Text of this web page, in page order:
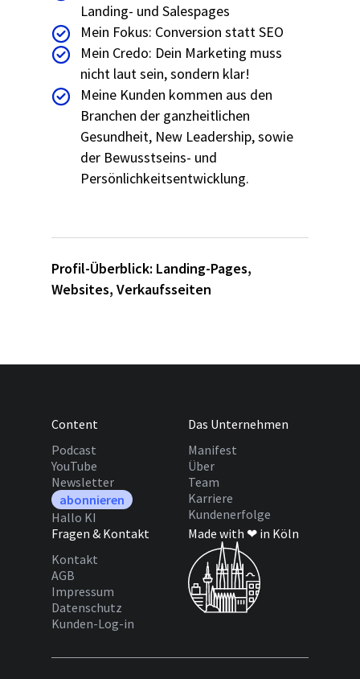
Landing- und Salespages
Mein Fokus: Conversion statt SEO
Mein Credo: Dein Marketing muss
nicht laut sein, sondern klar!
Meine Kunden kommen aus den
Branchen der ganzheitlichen
Gesundheit, New Leadership, sowie
der Bewusstseins- und
Persönlichkeitsentwicklung.
Profil-Überblick: Landing-Pages,
Websites, Verkaufsseiten
Content
Podcast
YouTube
Newsletter
abonnieren
Hallo KI
Das Unternehmen
Manifest
Über
Team
Karriere
Kundenerfolge
Fragen & Kontakt
Kontakt
AGB
Impressum
Datenschutz
Kunden-Log-in
Made with ❤ in Köln